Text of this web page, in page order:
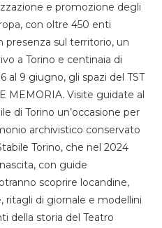
e promozione degli
con oltre 450 enti
presenza sul territorio, un
a Torino e centinaia di
al 9 giugno, gli spazi del TST
MEMORIA. Visite guidate al
di Torino un’occasione per
archivistico conservato
Torino, che nel 2024
con guide
scoprire locandine,
ritagli di giornale e modellini
della storia del Teatro